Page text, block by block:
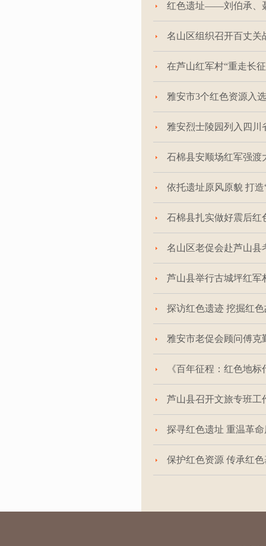
红色遗址——刘伯承、
名山区组织召开百丈关
在芦山红军村“重走长
雅安市3个红色资源入
雅安烈士陵园列入四川
石棉县安顺场红军强渡
依托遗址原风原貌 打
石棉县扎实做好震后红
名山区老促会赴芦山县
芦山县举行古城坪红军
探访红色遗迹 挖掘红
雅安市老促会顾问傅
《百年征程：红色地
芦山县召开文旅专班工
探寻红色遗址 重温革
保护红色资源 传承红